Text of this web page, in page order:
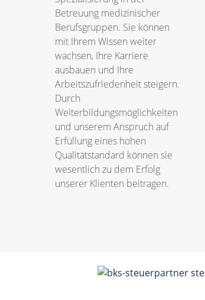
Betreuung medizinischer
Berufsgruppen. Sie können
mit Ihrem Wissen weiter
wachsen, Ihre Karriere
ausbauen und Ihre
Arbeitszufriedenheit steigern.
Durch
Weiterbildungsmöglichkeiten
und unserem Anspruch auf
Erfüllung eines hohen
Qualitätstandard können sie
wesentlich zu dem Erfolg
unserer Klienten beitragen.